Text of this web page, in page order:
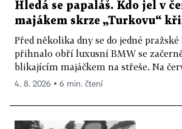
Hledá se papaláš. Kdo jel v
majákem skrze „Turkovu“
Před několika dny se do jedné
přihnalo obří luxusní BMW se
blikajícím majáčkem na střeše. Na
4. 8. 2026 ▪ 6 min. čtení